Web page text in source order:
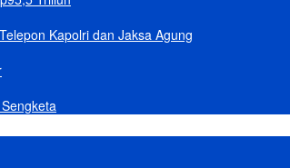
Kapolri dan Jaksa Agung